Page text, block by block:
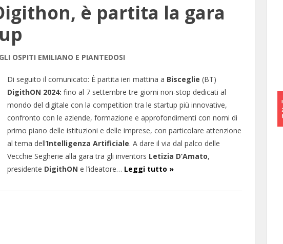
è partita la gara
OSPITI EMILIANO E PIANTEDOSI
Di seguito il comunicato: È partita ieri mattina a Bisceglie (BT)
DigithON 2024: fino al 7 settembre tre giorni non-stop dedicati al
mondo del digitale con la competition tra le startup più innovative,
confronto con le aziende, formazione e approfondimenti con nomi di
primo piano delle istituzioni e delle imprese, con particolare attenzione
al tema dell’Intelligenza Artificiale. A dare il via dal palco delle
Vecchie Segherie alla gara tra gli inventors Letizia D’Amato,
presidente DigithON e l’ideatore… Leggi tutto »